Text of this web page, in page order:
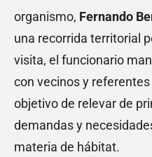
organismo, Fernando
una recorrida territorial
visita, el funcionario
con vecinos y
objetivo de relevar de
demandas y
materia de hábitat.